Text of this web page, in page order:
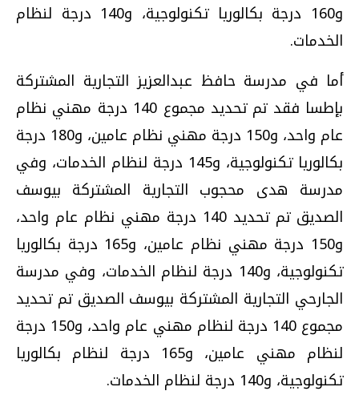
و160 درجة بكالوريا تكنولوجية، و140 درجة لنظام
الخدمات.
أما في مدرسة حافظ عبدالعزيز التجارية المشتركة
بإطسا فقد تم تحديد مجموع 140 درجة مهني نظام
عام واحد، و150 درجة مهني نظام عامين، و180 درجة
بكالوريا تكنولوجية، و145 درجة لنظام الخدمات، وفي
مدرسة هدى محجوب التجارية المشتركة بيوسف
الصديق تم تحديد 140 درجة مهني نظام عام واحد،
و150 درجة مهني نظام عامين، و165 درجة بكالوريا
تكنولوجية، و140 درجة لنظام الخدمات، وفي مدرسة
الجارحي التجارية المشتركة بيوسف الصديق تم تحديد
مجموع 140 درجة لنظام مهني عام واحد، و150 درجة
لنظام مهني عامين، و165 درجة لنظام بكالوريا
تكنولوجية، و140 درجة لنظام الخدمات.